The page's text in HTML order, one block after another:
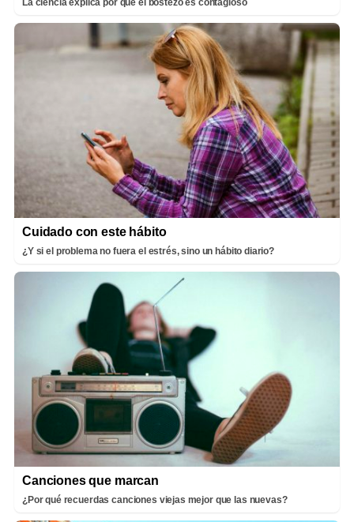
Cuidado con este hábito
¿Y si el problema no fuera el estrés, sino un hábito diario?
Canciones que marcan
¿Por qué recuerdas canciones viejas mejor que las nuevas?